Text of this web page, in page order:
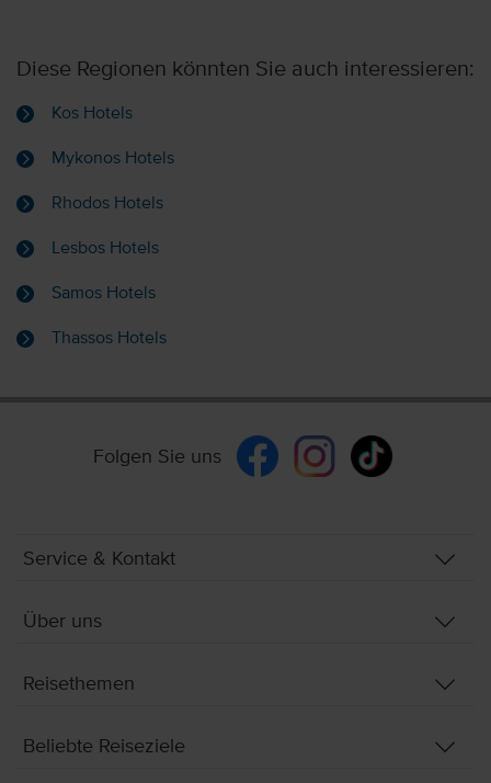
Diese Regionen könnten Sie auch interessieren:
Kos Hotels
Mykonos Hotels
Rhodos Hotels
Lesbos Hotels
Samos Hotels
Thassos Hotels
Folgen Sie uns
Service & Kontakt
Über uns
Reisethemen
Beliebte Reiseziele